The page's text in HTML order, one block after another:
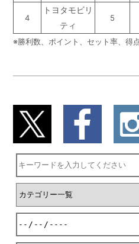
4
トヨタモビリ
ティ
5
※勝利数、ポイント、セット率、得